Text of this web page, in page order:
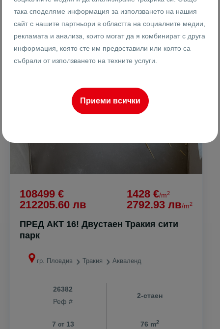
ПРОДАВА
108499 €
212205.60 лв
1428 €/m2
2792.93 лв/m2
ПРЕД АКТ 16! Двустаен Тракия сити
парк
гр. Пловдив Тракия Акваленд
26382
Реф #
2-стаен
7 от13
76 m2
така споделяме информация за използването на нашия
сайт с нашите партньори в областта на социалните медии,
рекламата и анализа, които могат да я комбинират с друга
информация, която сте им предоставили или която са
събрали от използването на техните услуги.
Приеми всички